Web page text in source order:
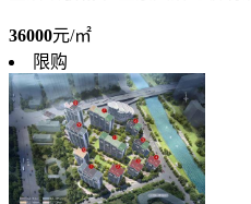
36000元/㎡
限购